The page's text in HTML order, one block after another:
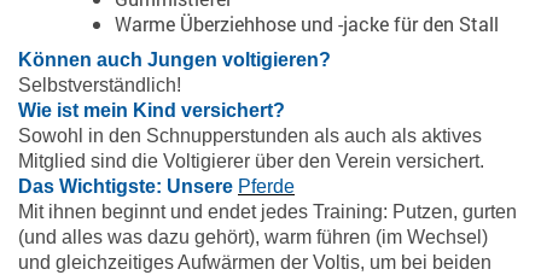
Warme Überziehhose und -jacke für den Stall
Können auch Jungen voltigieren?
Selbstverständlich!
Wie ist mein Kind versichert?
Sowohl in den Schnupperstunden als auch als aktives
Mitglied sind die Voltigierer über den Verein versichert.
Das Wichtigste: Unsere Pferde
Mit ihnen beginnt und endet jedes Training: Putzen, gurten
(und alles was dazu gehört), warm führen (im Wechsel)
und gleichzeitiges Aufwärmen der Voltis, um bei beiden